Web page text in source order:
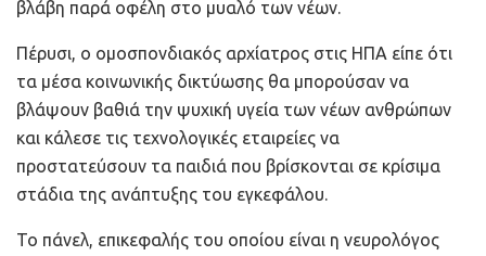
βλάβη παρά οφέλη στο μυαλό των νέων.
Πέρυσι, ο ομοσπονδιακός αρχίατρος στις ΗΠΑ είπε ότι
τα μέσα κοινωνικής δικτύωσης θα μπορούσαν να
βλάψουν βαθιά την ψυχική υγεία των νέων ανθρώπων
και κάλεσε τις τεχνολογικές εταιρείες να
προστατεύσουν τα παιδιά που βρίσκονται σε κρίσιμα
στάδια της ανάπτυξης του εγκεφάλου.
Το πάνελ, επικεφαλής του οποίου είναι η νευρολόγος